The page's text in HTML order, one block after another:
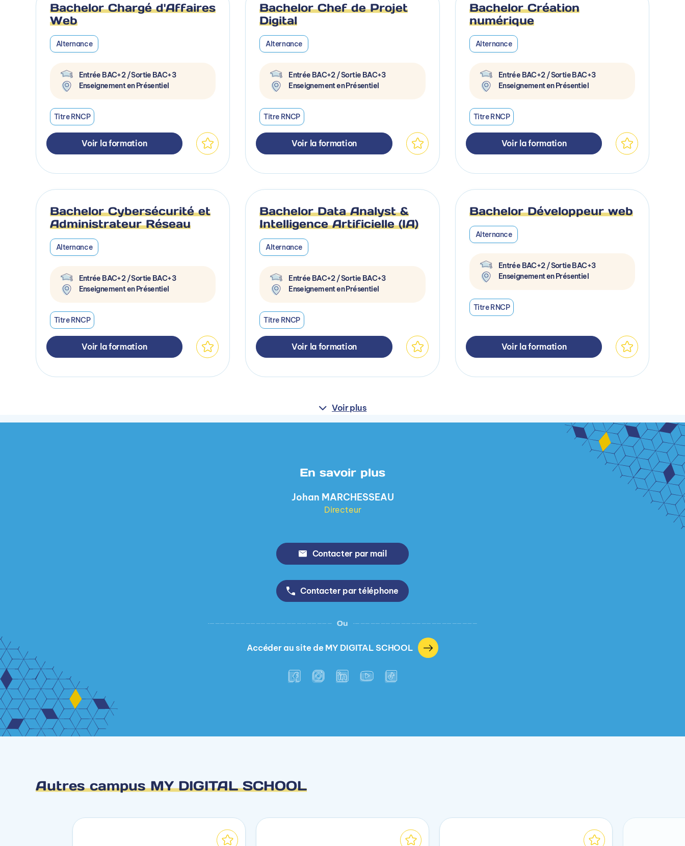
Bachelor Chargé d'Affaires
Web
Alternance
Entrée BAC+2 / Sortie BAC+3
Enseignement en Présentiel
Titre RNCP
Voir la formation
Bachelor Chef de Projet
Digital
Alternance
Entrée BAC+2 / Sortie BAC+3
Enseignement en Présentiel
Titre RNCP
Voir la formation
Bachelor Création
numérique
Alternance
Entrée BAC+2 / Sortie BAC+3
Enseignement en Présentiel
Titre RNCP
Voir la formation
Bachelor Cybersécurité et
Administrateur Réseau
Alternance
Entrée BAC+2 / Sortie BAC+3
Enseignement en Présentiel
Titre RNCP
Voir la formation
Bachelor Data Analyst &
Intelligence Artificielle (IA)
Alternance
Entrée BAC+2 / Sortie BAC+3
Enseignement en Présentiel
Titre RNCP
Voir la formation
Bachelor Développeur web
Alternance
Entrée BAC+2 / Sortie BAC+3
Enseignement en Présentiel
Titre RNCP
Voir la formation
Voir plus
En savoir plus
Johan MARCHESSEAU
Directeur
Contacter par mail
Contacter par téléphone
Ou
Accéder au site de MY DIGITAL SCHOOL
Autres campus MY DIGITAL SCHOOL